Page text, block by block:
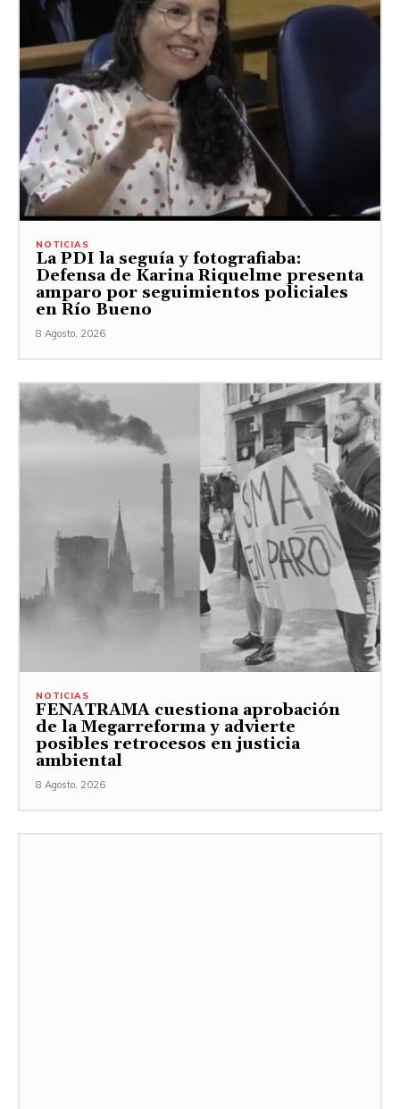
NOTICIAS
La PDI la seguía y fotografiaba:
Defensa de Karina Riquelme presenta
amparo por seguimientos policiales
en Río Bueno
8 Agosto, 2026
NOTICIAS
FENATRAMA cuestiona aprobación
de la Megarreforma y advierte
posibles retrocesos en justicia
ambiental
8 Agosto, 2026